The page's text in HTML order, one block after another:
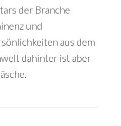
der Branche
und
aus dem
dahinter ist aber